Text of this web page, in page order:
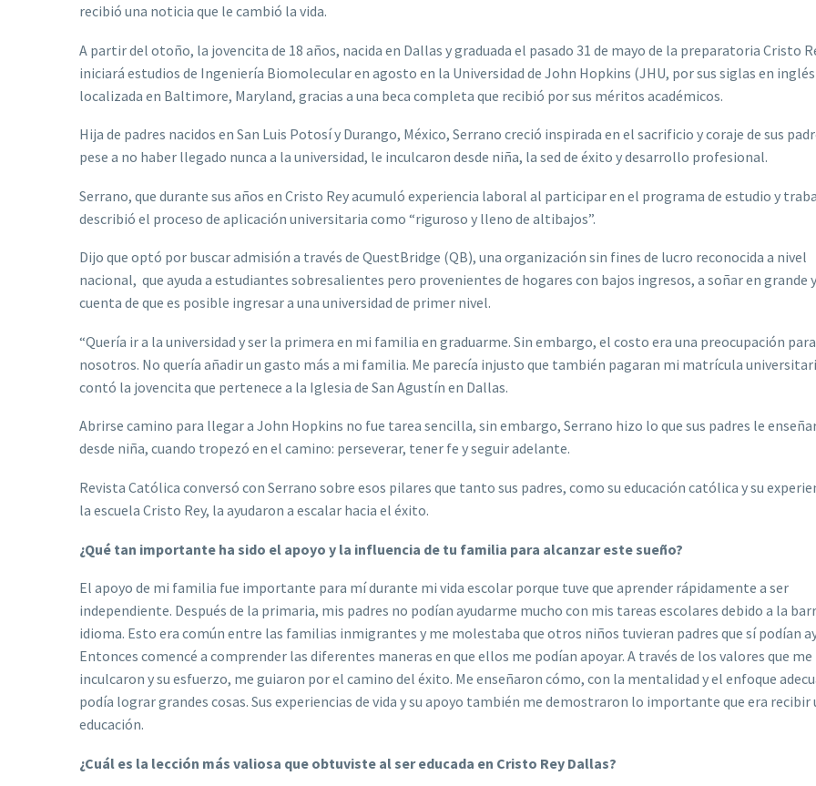
recibió una noticia que le cambió la vida.
A partir del otoño, la jovencita de 18 años, nacida en Dallas y graduada el pasado 31 de mayo de la preparatoria Cristo
iniciará estudios de Ingeniería Biomolecular en agosto en la Universidad de John Hopkins (JHU, por sus siglas en
localizada en Baltimore, Maryland, gracias a una beca completa que recibió por sus méritos académicos.
Hija de padres nacidos en San Luis Potosí y Durango, México, Serrano creció inspirada en el sacrificio y coraje de sus
pese a no haber llegado nunca a la universidad, le inculcaron desde niña, la sed de éxito y desarrollo profesional.
Serrano, que durante sus años en Cristo Rey acumuló experiencia laboral al participar en el programa de estudio y
describió el proceso de aplicación universitaria como “riguroso y lleno de altibajos”.
Dijo que optó por buscar admisión a través de QuestBridge (QB), una organización sin fines de lucro reconocida a nivel
nacional, que ayuda a estudiantes sobresalientes pero provenientes de hogares con bajos ingresos, a soñar en grande
cuenta de que es posible ingresar a una universidad de primer nivel.
“Quería ir a la universidad y ser la primera en mi familia en graduarme. Sin embargo, el costo era una preocupación para
nosotros. No quería añadir un gasto más a mi familia. Me parecía injusto que también pagaran mi matrícula
contó la jovencita que pertenece a la Iglesia de San Agustín en Dallas.
Abrirse camino para llegar a John Hopkins no fue tarea sencilla, sin embargo, Serrano hizo lo que sus padres le
desde niña, cuando tropezó en el camino: perseverar, tener fe y seguir adelante.
Revista Católica conversó con Serrano sobre esos pilares que tanto sus padres, como su educación católica y su
la escuela Cristo Rey, la ayudaron a escalar hacia el éxito.
¿Qué tan importante ha sido el apoyo y la influencia de tu familia para alcanzar este sueño?
El apoyo de mi familia fue importante para mí durante mi vida escolar porque tuve que aprender rápidamente a ser
independiente. Después de la primaria, mis padres no podían ayudarme mucho con mis tareas escolares debido a la
idioma. Esto era común entre las familias inmigrantes y me molestaba que otros niños tuvieran padres que sí podían
Entonces comencé a comprender las diferentes maneras en que ellos me podían apoyar. A través de los valores que me
inculcaron y su esfuerzo, me guiaron por el camino del éxito. Me enseñaron cómo, con la mentalidad y el enfoque
podía lograr grandes cosas. Sus experiencias de vida y su apoyo también me demostraron lo importante que era recibir
educación.
¿Cuál es la lección más valiosa que obtuviste al ser educada en Cristo Rey Dallas?